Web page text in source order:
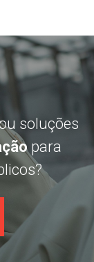
soluções
para